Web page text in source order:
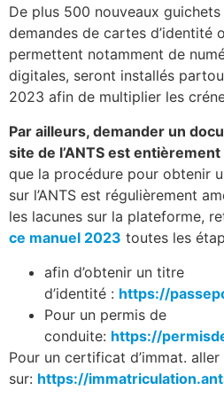
De plus 500 nouveaux
demandes de cartes d’identité
permettent notamment de
digitales, seront installés
2023 afin de multiplier les
Par ailleurs, demander un
site de l’ANTS est
que la procédure pour obtenir
sur l’ANTS est régulièrement
les lacunes sur la plateforme,
ce manuel 2023 toutes les
afin d’obtenir un titre
d’identité : https://
Pour un permis de
conduite: https://
Pour un certificat d’immat. aller
sur: https://